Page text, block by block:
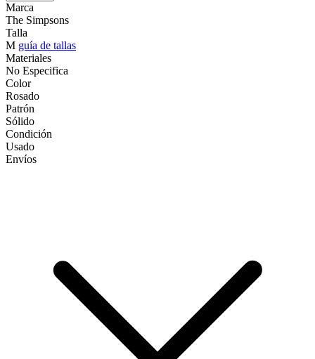
Marca
The Simpsons
Talla
M guía de tallas
Materiales
No Especifica
Color
Rosado
Patrón
Sólido
Condición
Usado
Envíos